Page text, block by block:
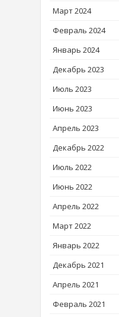
Март 2024
Февраль 2024
Январь 2024
Декабрь 2023
Июль 2023
Июнь 2023
Апрель 2023
Декабрь 2022
Июль 2022
Июнь 2022
Апрель 2022
Март 2022
Январь 2022
Декабрь 2021
Апрель 2021
Февраль 2021